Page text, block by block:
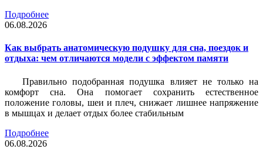
Подробнее
06.08.2026
Как выбрать анатомическую подушку для сна, поездок и
отдыха: чем отличаются модели с эффектом памяти
Правильно подобранная подушка влияет не только на
комфорт сна. Она помогает сохранить естественное
положение головы, шеи и плеч, снижает лишнее напряжение
в мышцах и делает отдых более стабильным
Подробнее
06.08.2026